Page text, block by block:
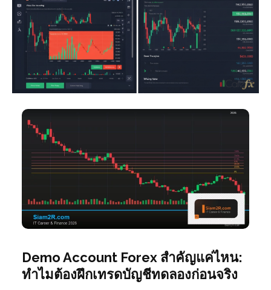
Demo Account Forex สำคัญแค่ไหน:
ทำไมต้องฝึกเทรดบัญชีทดลองก่อนจริง